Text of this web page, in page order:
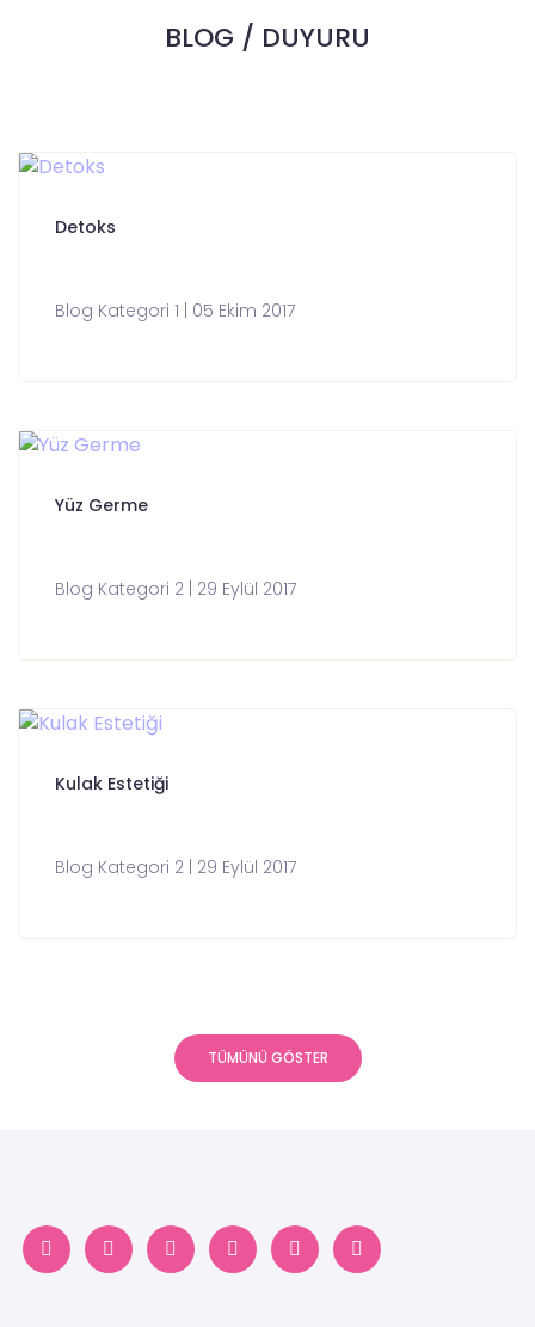
BLOG / DUYURU
Detoks
Blog Kategori 1 | 05 Ekim 2017
Yüz Germe
Blog Kategori 2 | 29 Eylül 2017
Kulak Estetiği
Blog Kategori 2 | 29 Eylül 2017
TÜMÜNÜ GÖSTER